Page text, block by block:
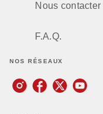
Nous contacter
F.A.Q.
NOS RÉSEAUX